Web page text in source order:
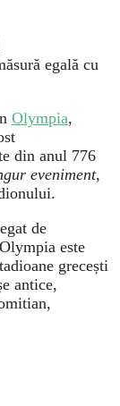
egală cu
Olympia,
din anul 776
eveniment,
de
este
grecești
antice,